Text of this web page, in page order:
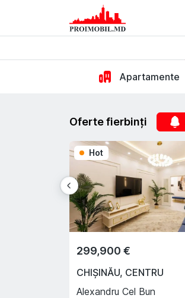
Apartamente
Oferte fierbinți
Hot
299,900 €
CHIȘINĂU, CENTRU
Alexandru Cel Bun